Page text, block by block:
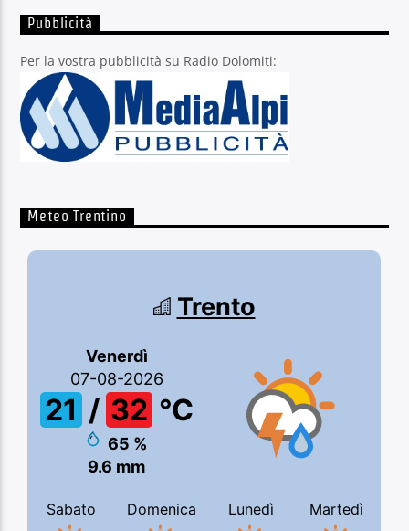
Pubblicità
Per la vostra pubblicità su Radio Dolomiti:
Meteo Trentino